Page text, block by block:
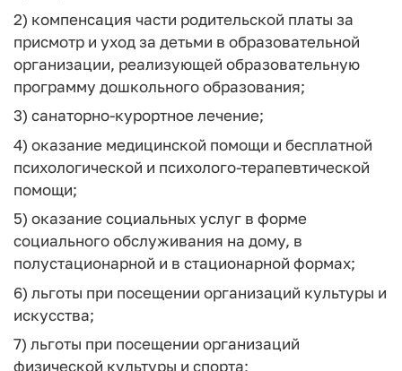
2) компенсация части родительской платы за
присмотр и уход за детьми в образовательной
организации, реализующей образовательную
программу дошкольного образования;
3) санаторно-курортное лечение;
4) оказание медицинской помощи и бесплатной
психологической и психолого-терапевтической
помощи;
5) оказание социальных услуг в форме
социального обслуживания на дому, в
полустационарной и в стационарной формах;
6) льготы при посещении организаций культуры и
искусства;
7) льготы при посещении организаций
физической культуры и спорта;